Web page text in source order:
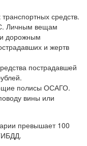
средств.
Личным вещам
дорожным
и жертв
пострадавшей
полисы ОСАГО.
вины или
превышает 100